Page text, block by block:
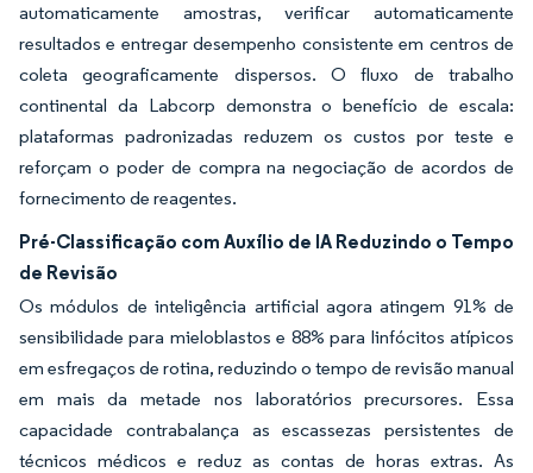
automaticamente amostras, verificar automaticamente
resultados e entregar desempenho consistente em centros de
coleta geograficamente dispersos. O fluxo de trabalho
continental da Labcorp demonstra o benefício de escala:
plataformas padronizadas reduzem os custos por teste e
reforçam o poder de compra na negociação de acordos de
fornecimento de reagentes.
Pré-Classificação com Auxílio de IA Reduzindo o Tempo
de Revisão
Os módulos de inteligência artificial agora atingem 91% de
sensibilidade para mieloblastos e 88% para linfócitos atípicos
em esfregaços de rotina, reduzindo o tempo de revisão manual
em mais da metade nos laboratórios precursores. Essa
capacidade contrabalança as escassezas persistentes de
técnicos médicos e reduz as contas de horas extras. As